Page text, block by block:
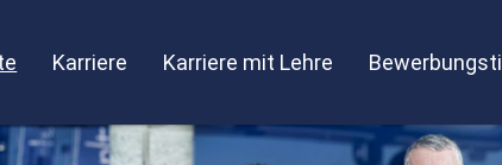
Karriere Karriere mit Lehre